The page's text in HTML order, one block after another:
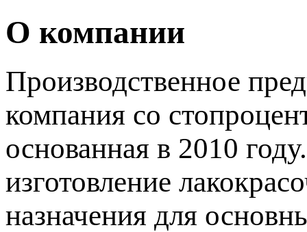
О компании
Производственное
компания со
основанная в 2010
изготовление
назначения для